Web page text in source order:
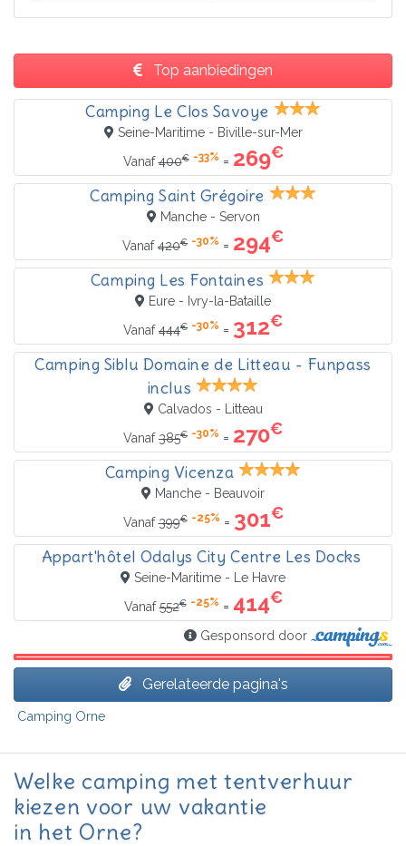
Top aanbiedingen
Camping Le Clos Savoye
Seine-Maritime - Biville-sur-Mer
Vanaf400€ -33% = 269€
Camping Saint Grégoire
Manche - Servon
Vanaf420€ -30% = 294€
Camping Les Fontaines
Eure - Ivry-la-Bataille
Vanaf444€ -30% = 312€
Camping Siblu Domaine de Litteau - Funpass
inclus
Calvados - Litteau
Vanaf385€ -30% = 270€
Camping Vicenza
Manche - Beauvoir
Vanaf399€ -25% = 301€
Appart'hôtel Odalys City Centre Les Docks
Seine-Maritime - Le Havre
Vanaf552€ -25% = 414€
Gesponsord door
Gerelateerde pagina's
Camping Orne
Welke camping met tentverhuur
kiezen voor uw vakantie
in het Orne?